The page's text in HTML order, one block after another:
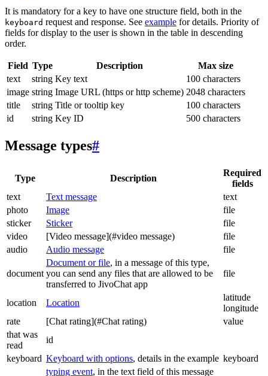
It is mandatory for a key to have one structure field, both in the
keyboard request and response. See example for details. Priority of
fields for display to the user is shown in the table in descending
order.
Field Type Description
Max size
text
string Key text
100 characters
image string Image URL (https or http scheme) 2048 characters
title
string Title or tooltip key
100 characters
id
string Key ID 500 characters
Message types#
Type Description
Required
fields
text
Text message
text
photo
Image
file
sticker
Sticker
file
video
[Video message](#video message)
file
audio
Audio message file
document
Document or file, in a message of this type,
you can send any files that are allowed to be
transferred to JivoChat app
file
location Location
latitude
longitude
rate
[Chat rating](#Chat rating)
value
that was
read
id
keyboard Keyboard with options, details in the example keyboard
typing event, in the text field of this message